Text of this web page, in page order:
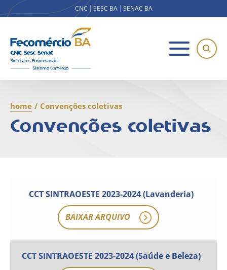
CNC SESC BA SENAC BA
home / Convenções coletivas
Convenções coletivas
CCT SINTRAOESTE 2023-2024 (Lavanderia)
BAIXAR ARQUIVO
CCT SINTRAOESTE 2023-2024 (Saúde e Beleza)